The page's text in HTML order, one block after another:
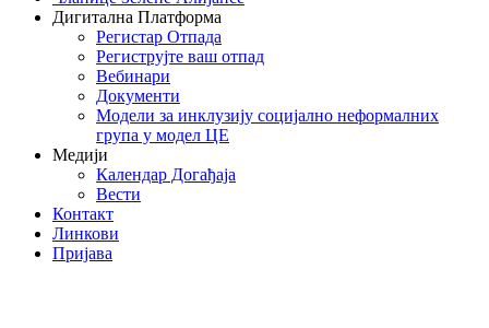
Дигитална Платформа
Регистар Отпада
Региструјте ваш отпад
Вебинари
Документи
Модели за инклузију социјално неформалних
група у модел ЦЕ
Медији
Календар Догађаја
Вести
Контакт
Линкови
Пријава